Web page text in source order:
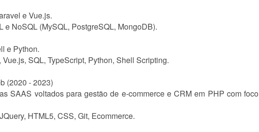
e Vue.js.
NoSQL (MySQL, PostgreSQL, MongoDB).
e Python.
SQL, TypeScript, Python, Shell Scripting.
(2020 - 2023)
SAAS voltados para gestão de e-commerce e CRM em PHP com
HTML5, CSS, Git, Ecommerce.